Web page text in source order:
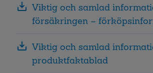
Viktig och samlad
försäkringen –
Viktig och samlad
produktfaktablad